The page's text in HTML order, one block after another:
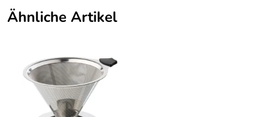
Bewertungsdatum: 15.03.2023
Ähnliche Artikel